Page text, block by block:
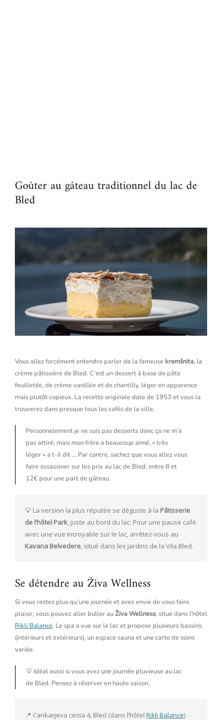
Goûter au gâteau traditionnel du lac de
Bled
Vous allez forcément entendre parler de la fameuse kremšnita, la
crème pâtissière de Bled. C’est un dessert à base de pâte
feuilletée, de crème vanillée et de chantilly, léger en apparence
mais plutôt copieux. La recette originale date de 1953 et vous la
trouverez dans presque tous les cafés de la ville.
Personnelement je ne suis pas desserts donc ça ne m’a
pas attiré, mais mon frère a beaucoup aimé, « très
léger » a t-il dit … Par contre, sachez que vous allez vous
faire assassiner sur les prix au lac de Bled, entre 8 et
12€ pour une part de gâteau.
💡 La version la plus réputée se déguste à la Pâtisserie
de l’hôtel Park, juste au bord du lac. Pour une pause café
Kavana Belvedere, situé dans les jardins de la Vila Bled.
Se détendre au Živa Wellness
Si vous restez plus qu’une journée et avez envie de vous faire
plaisir, vous pouvez aller buller auŽiva Wellness, situé dans l’hôtel
Rikli Balance. Le spa a vue sur le lac et propose plusieurs bassins
(intérieurs et extérieurs), un espace sauna et une carte de soins
variée.
💡 Idéal aussi si vous avez une journée pluvieuse au lac
de Bled. Pensez à réserver en haute saison.
📍 Cankarjeva cesta 4, Bled (dans l’hôtel Rikli Balance)